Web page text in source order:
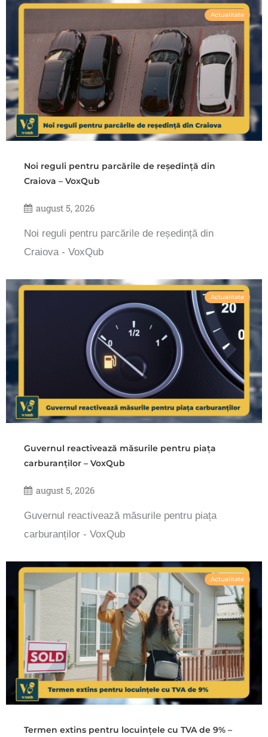
Actualitate
Noi reguli pentru parcările de reședință din
Craiova – VoxQub
august 5, 2026
Noi reguli pentru parcările de reședință din
Craiova - VoxQub
Actualitate
Guvernul reactivează măsurile pentru piața
carburanților – VoxQub
august 5, 2026
Guvernul reactivează măsurile pentru piața
carburanților - VoxQub
Actualitate
Termen extins pentru locuințele cu TVA de 9% –